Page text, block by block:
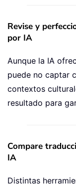
Revise y
por IA
Aunque la IA
puede no captar
contextos
resultado para
Compare
IA
Distintas